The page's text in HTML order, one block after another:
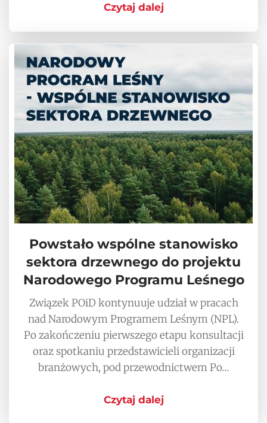
Czytaj dalej
Powstało wspólne stanowisko
sektora drzewnego do projektu
Narodowego Programu Leśnego
Związek POiD kontynuuje udział w pracach
nad Narodowym Programem Leśnym (NPL).
Po zakończeniu pierwszego etapu konsultacji
oraz spotkaniu przedstawicieli organizacji
branżowych, pod przewodnictwem Po…
Czytaj dalej